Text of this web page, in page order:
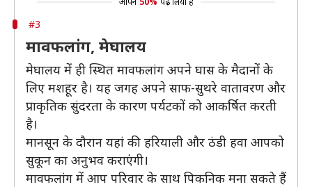
#3
मावफलांग, मेघालय
मेघालय में ही स्थित मावफलांग अपने घास के मैदानों के
लिए मशहूर है। यह जगह अपने साफ-सुथरे वातावरण और
प्राकृतिक सुंदरता के कारण पर्यटकों को आकर्षित करती
है।
मानसून के दौरान यहां की हरियाली और ठंडी हवा आपको
सुकून का अनुभव कराएंगी।
मावफलांग में आप परिवार के साथ पिकनिक मना सकते हैं